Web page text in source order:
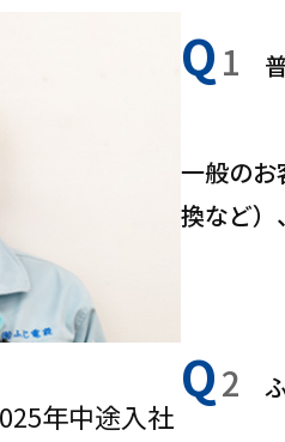
年中途入社
Q 1
一般のお
換など）
Q2